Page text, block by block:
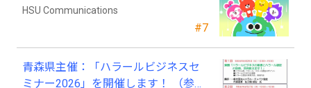
#7
ついに日本上陸!
HSU Communications
青森県主催：「ハラールビジネスセ
ミナー2026」を開催します！ （参加